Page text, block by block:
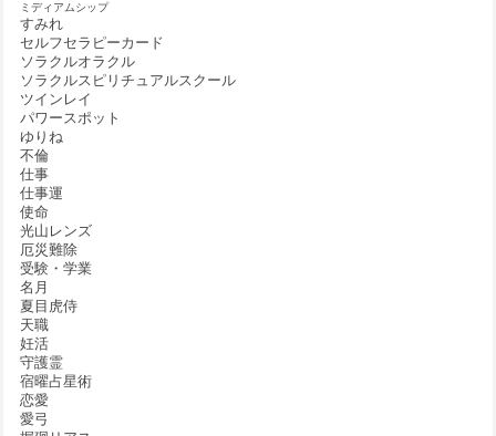
ミディアムシップ
すみれ
セルフセラピーカード
ソラクルオラクル
ソラクルスピリチュアルスクール
ツインレイ
パワースポット
ゆりね
不倫
仕事
仕事運
使命
光山レンズ
厄災難除
受験・学業
名月
夏目虎侍
天職
妊活
守護霊
宿曜占星術
恋愛
愛弓